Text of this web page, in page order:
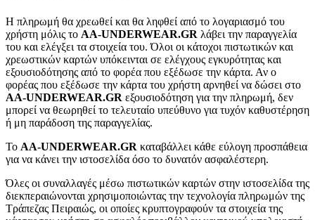
Η πληρωμή θα χρεωθεί και θα ληφθεί από το λογαριασμό του
χρήστη μόλις το AA-UNDERWEAR.GR λάβει την παραγγελία
του και ελέγξει τα στοιχεία του. Όλοι οι κάτοχοι πιστωτικών και
χρεωστικών καρτών υπόκεινται σε ελέγχους εγκυρότητας και
εξουσιοδότησης από το φορέα που εξέδωσε την κάρτα. Αν ο
φορέας που εξέδωσε την κάρτα του χρήστη αρνηθεί να δώσει στο
AA-UNDERWEAR.GR εξουσιοδότηση για την πληρωμή, δεν
μπορεί να θεωρηθεί το τελευταίο υπεύθυνο για τυχόν καθυστέρηση
ή μη παράδοση της παραγγελίας.
Το AA-UNDERWEAR.GR καταβάλλει κάθε εύλογη προσπάθεια
για να κάνει την ιστοσελίδα όσο το δυνατόν ασφαλέστερη.
Όλες οι συναλλαγές μέσω πιστωτικών καρτών στην ιστοσελίδα της
διεκπεραιώνονται χρησιμοποιώντας την τεχνολογία πληρωμών της
Τράπεζας Πειραιώς, οι οποίες κρυπτογραφούν τα στοιχεία της